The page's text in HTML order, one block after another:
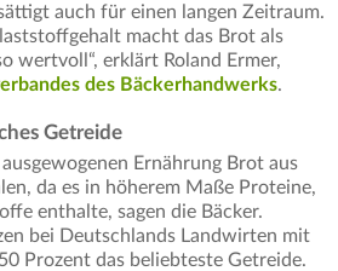
auch für einen langen Zeitraum.
macht das Brot als
wertvoll“, erklärt Roland Ermer,
des Bäckerhandwerks.
Getreide
Ernährung Brot aus
da es in höherem Maße Proteine,
enthalte, sagen die Bäcker.
bei Deutschlands Landwirten mit
Prozent das beliebteste Getreide.